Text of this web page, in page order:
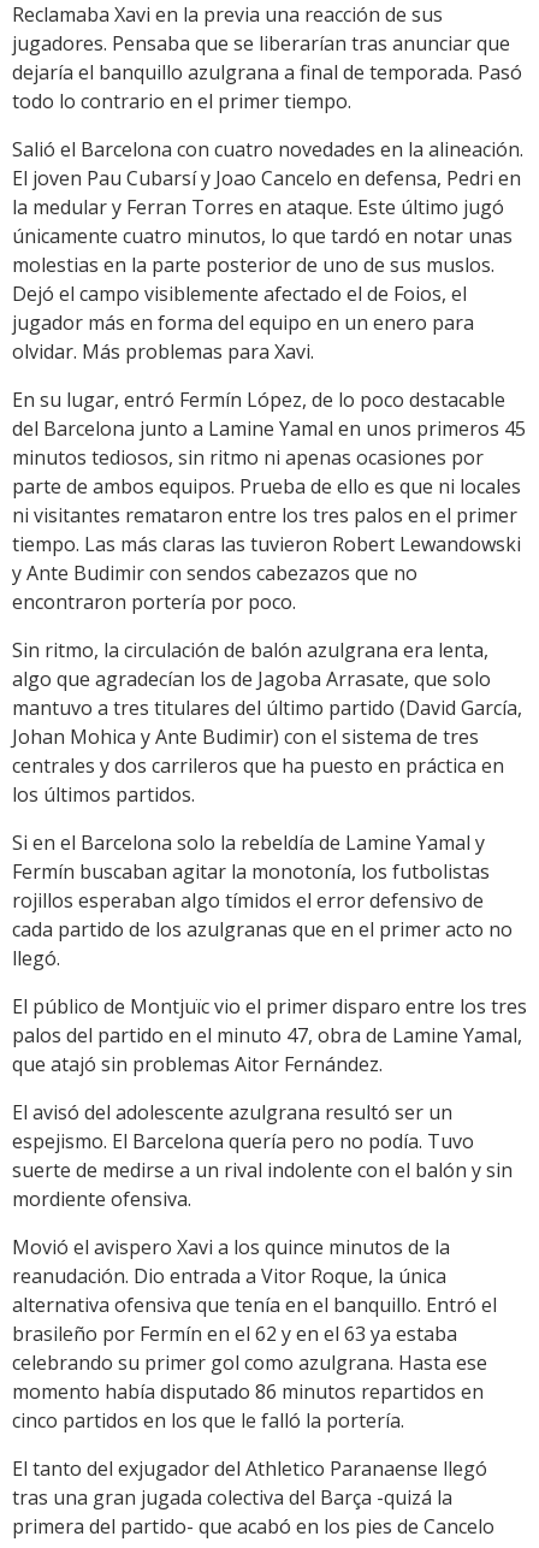
Reclamaba Xavi en la previa una reacción de sus
jugadores. Pensaba que se liberarían tras anunciar que
dejaría el banquillo azulgrana a final de temporada. Pasó
todo lo contrario en el primer tiempo.
Salió el Barcelona con cuatro novedades en la alineación.
El joven Pau Cubarsí y Joao Cancelo en defensa, Pedri en
la medular y Ferran Torres en ataque. Este último jugó
únicamente cuatro minutos, lo que tardó en notar unas
molestias en la parte posterior de uno de sus muslos.
Dejó el campo visiblemente afectado el de Foios, el
jugador más en forma del equipo en un enero para
olvidar. Más problemas para Xavi.
En su lugar, entró Fermín López, de lo poco destacable
del Barcelona junto a Lamine Yamal en unos primeros 45
minutos tediosos, sin ritmo ni apenas ocasiones por
parte de ambos equipos. Prueba de ello es que ni locales
ni visitantes remataron entre los tres palos en el primer
tiempo. Las más claras las tuvieron Robert Lewandowski
y Ante Budimir con sendos cabezazos que no
encontraron portería por poco.
Sin ritmo, la circulación de balón azulgrana era lenta,
algo que agradecían los de Jagoba Arrasate, que solo
mantuvo a tres titulares del último partido (David García,
Johan Mohica y Ante Budimir) con el sistema de tres
centrales y dos carrileros que ha puesto en práctica en
los últimos partidos.
Si en el Barcelona solo la rebeldía de Lamine Yamal y
Fermín buscaban agitar la monotonía, los futbolistas
rojillos esperaban algo tímidos el error defensivo de
cada partido de los azulgranas que en el primer acto no
llegó.
El público de Montjuïc vio el primer disparo entre los tres
palos del partido en el minuto 47, obra de Lamine Yamal,
que atajó sin problemas Aitor Fernández.
El avisó del adolescente azulgrana resultó ser un
espejismo. El Barcelona quería pero no podía. Tuvo
suerte de medirse a un rival indolente con el balón y sin
mordiente ofensiva.
Movió el avispero Xavi a los quince minutos de la
reanudación. Dio entrada a Vitor Roque, la única
alternativa ofensiva que tenía en el banquillo. Entró el
brasileño por Fermín en el 62 y en el 63 ya estaba
celebrando su primer gol como azulgrana. Hasta ese
momento había disputado 86 minutos repartidos en
cinco partidos en los que le falló la portería.
El tanto del exjugador del Athletico Paranaense llegó
tras una gran jugada colectiva del Barça -quizá la
primera del partido- que acabó en los pies de Cancelo